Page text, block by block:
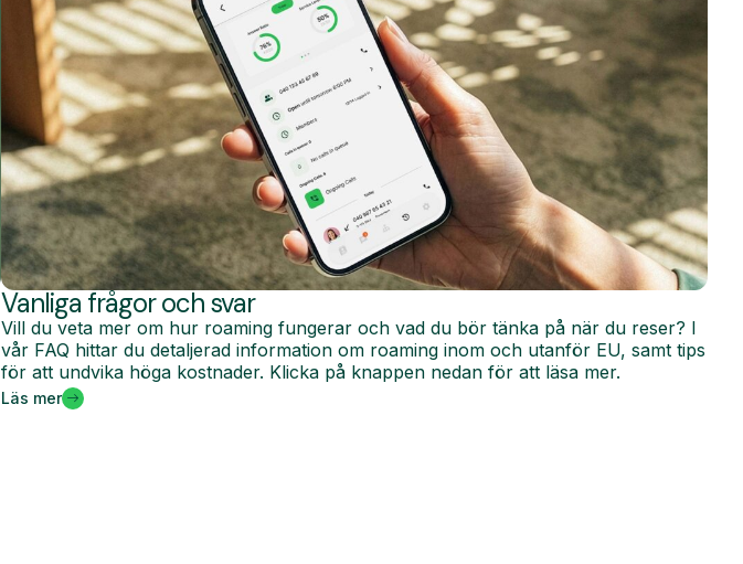
Vanliga frågor och svar
Vill du veta mer om hur roaming fungerar och vad du bör tänka på när du reser? I
vår FAQ hittar du detaljerad information om roaming inom och utanför EU, samt tips
för att undvika höga kostnader. Klicka på knappen nedan för att läsa mer.
Läs mer